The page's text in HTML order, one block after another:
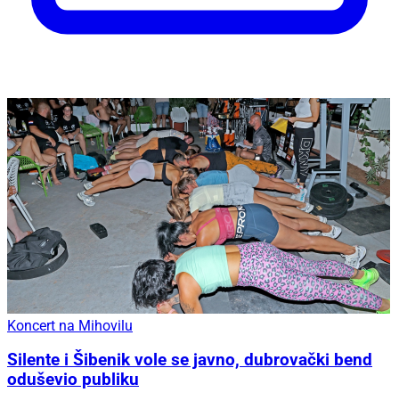
Koncert na Mihovilu
Silente i Šibenik vole se javno, dubrovački bend
oduševio publiku